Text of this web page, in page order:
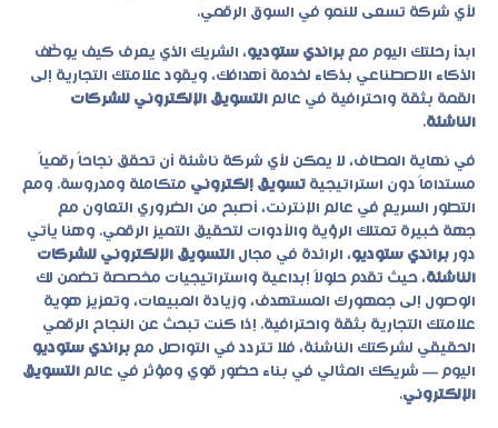
لأي شركة تسعى للنمو في السوق الرقمي.
ابدأ رحلتك اليوم مع براندي ستوديو، الشريك الذي يعرف كيف يوظّف
الذكاء الاصطناعي بذكاء لخدمة أهدافك، ويقود علامتك التجارية إلى
القمة بثقة واحترافية في عالم التسويق الإلكتروني للشركات
الناشئة.
في نهاية المطاف، لا يمكن لأي شركة ناشئة أن تحقق نجاحاً رقمياً
مستداماً دون استراتيجية تسويق إلكتروني متكاملة ومدروسة. ومع
التطور السريع في عالم الإنترنت، أصبح من الضروري التعاون مع
جهة خبيرة تمتلك الرؤية والأدوات لتحقيق التميز الرقمي. وهنا يأتي
دور براندي ستوديو، الرائدة في مجال التسويق الإلكتروني للشركات
الناشئة، حيث تقدم حلولاً إبداعية واستراتيجيات مخصصة تضمن لك
الوصول إلى جمهورك المستهدف، وزيادة المبيعات، وتعزيز هوية
علامتك التجارية بثقة واحترافية. إذا كنت تبحث عن النجاح الرقمي
الحقيقي لشركتك الناشئة، فلا تتردد في التواصل مع براندي ستوديو
اليوم — شريكك المثالي في بناء حضور قوي ومؤثر في عالم التسويق
الإلكتروني.